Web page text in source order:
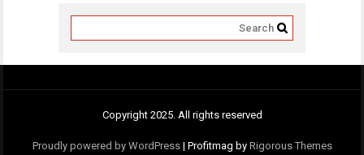
Copyright 2025. All rights reserved
Proudly powered by WordPress | Profitmag by Rigorous Themes